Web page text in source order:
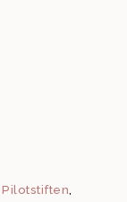
Pilotstiften